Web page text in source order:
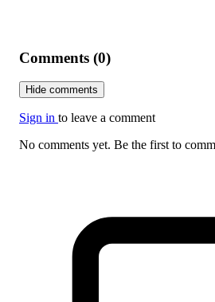
Comments (0)
Hide comments
Sign in to leave a comment
No comments yet. Be the first to